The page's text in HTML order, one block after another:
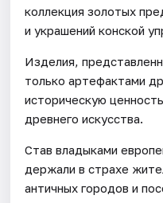
коллекция золотых
и украшений конской
Изделия,
только артефактами
историческую
древнего искусства.
Став владыками
держали в страхе
античных городов и